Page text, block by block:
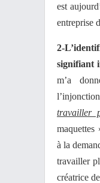
est
entreprise
2-
signifiant
m’a
travailler
maquettes
à la
travailler
créatrice